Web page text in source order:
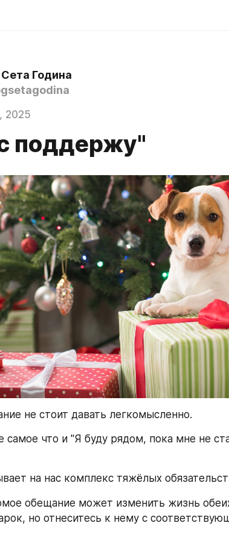
Сета Година
2025
поддержу"
не стоит давать легкомысленно.
самое что и "Я буду рядом, пока мне не
на нас комплекс тяжёлых
обещание может изменить жизнь
но отнеситесь к нему с